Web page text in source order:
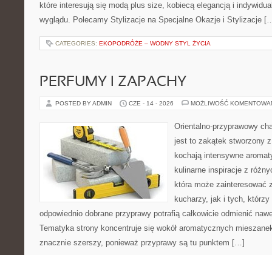
które interesują się modą plus size, kobiecą elegancją i
wyglądu. Polecamy Stylizacje na Specjalne Okazje i Stylizacje
CATEGORIES: EKOPODRÓŻE – WODNY STYL ŻYCIA
PERFUMY I ZAPACHY
POSTED BY ADMIN CZE - 14 - 2026 MOŻLIWOŚĆ
Orientalno-przyprawowy
jest to zakątek stworzony
kochają intensywne
kulinarne inspiracje z
która może zainteresować
kucharzy, jak i tych, którzy
odpowiednio dobrane przyprawy potrafią całkowicie odmienić
Tematyka strony koncentruje się wokół aromatycznych
znacznie szerszy, ponieważ przyprawy są tu punktem […]